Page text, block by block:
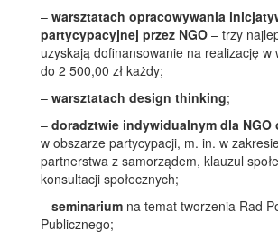
– warsztatach opracowywania
partycypacyjnej przez NGO – trzy
uzyskają dofinansowanie na realizację w
do 2 500,00 zł każdy;
– warsztatach design thinking;
– doradztwie indywidualnym dla NGO
w obszarze partycypacji, m. in. w
partnerstwa z samorządem, klauzul
konsultacji społecznych;
– seminarium na temat tworzenia Rad
Publicznego;